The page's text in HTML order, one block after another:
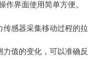
作界面使用简单方便。
感器采集移动过程的拉
值的变化，可以准确反